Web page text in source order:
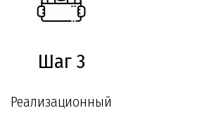
Шаг 3
Реализационный